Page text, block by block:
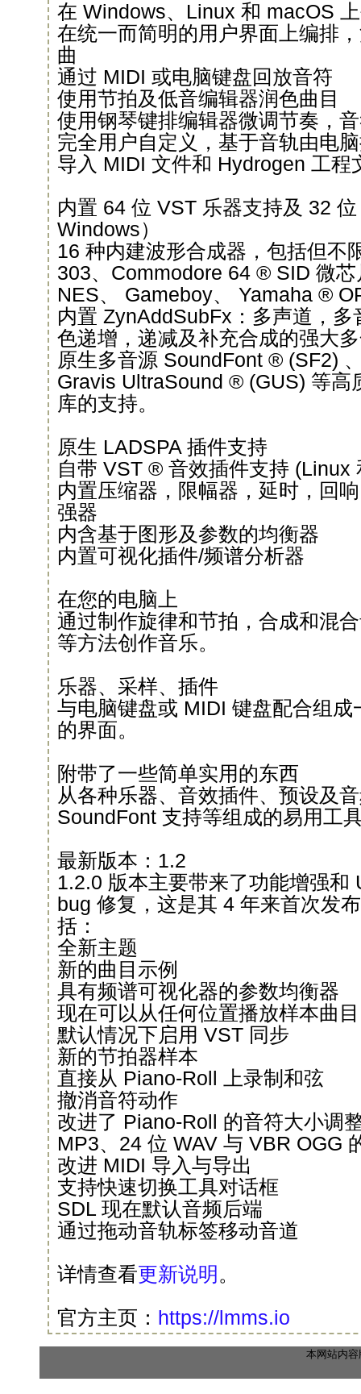
在 Windows、Linux 和 macOS
在统一而简明的用户界面上编排
曲
通过 MIDI 或电脑键盘回放音符
使用节拍及低音编辑器润色曲目
使用钢琴键排编辑器微调节奏，
完全用户自定义，基于音轨由电
导入 MIDI 文件和 Hydrogen 工程
内置 64 位 VST 乐器支持及 32
Windows）
16 种内建波形合成器，包括但不
303、Commodore 64 ® SID 微
NES、 Gameboy、 Yamaha ®
内置 ZynAddSubFx：多声道，
色递增，递减及补充合成的强大
原生多音源 SoundFont ® (SF2)
Gravis UltraSound ® (GUS) 等高
库的支持。
原生 LADSPA 插件支持
自带 VST ® 音效插件支持 (Linux
内置压缩器，限幅器，延时，回
强器
内含基于图形及参数的均衡器
内置可视化插件/频谱分析器
在您的电脑上
通过制作旋律和节拍，合成和混
等方法创作音乐。
乐器、采样、插件
与电脑键盘或 MIDI 键盘配合组成
的界面。
附带了一些简单实用的东西
从各种乐器、音效插件、预设及
SoundFont 支持等组成的易用工
最新版本：1.2
1.2.0 版本主要带来了功能增强和
bug 修复，这是其 4 年来首次发
括：
全新主题
新的曲目示例
具有频谱可视化器的参数均衡器
现在可以从任何位置播放样本曲目
默认情况下启用 VST 同步
新的节拍器样本
直接从 Piano-Roll 上录制和弦
撤消音符动作
改进了 Piano-Roll 的音符大小调
MP3、24 位 WAV 与 VBR OGG
改进 MIDI 导入与导出
支持快速切换工具对话框
SDL 现在默认音频后端
通过拖动音轨标签移动音道
详情查看更新说明 。
官方主页： https://lmms.io
本网站内